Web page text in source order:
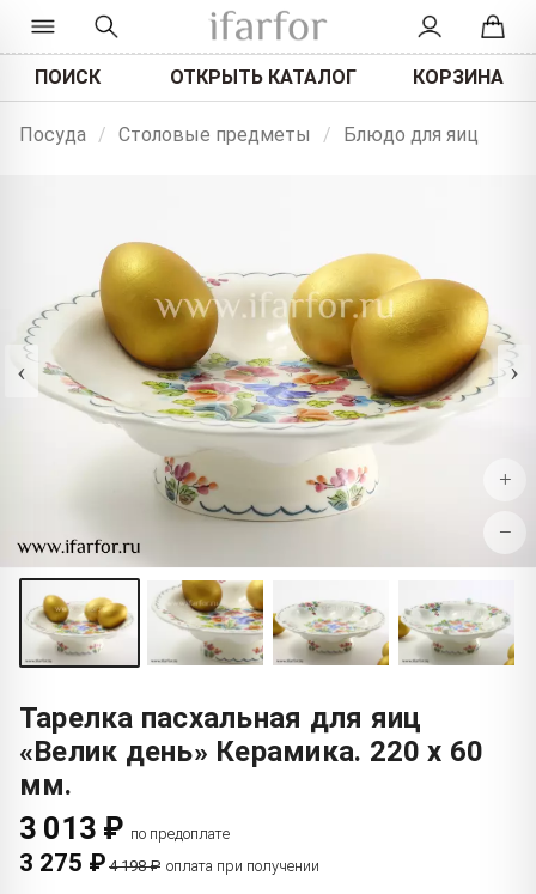
ПОИСК ОТКРЫТЬ КАТАЛОГ КОРЗИНА
Посуда / Столовые предметы / Блюдо для яиц
‹ ›
+
−
Тарелка пасхальная для яиц
«Велик день» Керамика. 220 x 60
мм.
3 013 ₽ по предоплате
3 275 ₽ 4 198 ₽ оплата при получении